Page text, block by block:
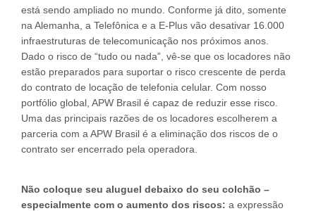
está sendo ampliado no mundo. Conforme já dito, somente
na Alemanha, a Telefônica e a E-Plus vão desativar 16.000
infraestruturas de telecomunicação nos próximos anos.
Dado o risco de “tudo ou nada”, vê-se que os locadores não
estão preparados para suportar o risco crescente de perda
do contrato de locação de telefonia celular. Com nosso
portfólio global, APW Brasil é capaz de reduzir esse risco.
Uma das principais razões de os locadores escolherem a
parceria com a APW Brasil é a eliminação dos riscos de o
contrato ser encerrado pela operadora.
Não coloque seu aluguel debaixo do seu colchão –
especialmente com o aumento dos riscos: a expressão